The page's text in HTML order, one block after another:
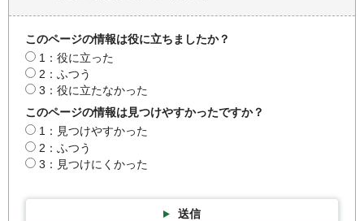
このページの情報は役に立ちましたか？
1：役に立った
2：ふつう
3：役に立たなかった
このページの情報は見つけやすかったですか？
1：見つけやすかった
2：ふつう
3：見つけにくかった
送信